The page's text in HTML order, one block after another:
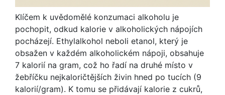
Klíčem k uvědomělé konzumaci alkoholu je
pochopit, odkud kalorie v alkoholických nápojích
pocházejí. Ethylalkohol neboli etanol, který je
obsažen v každém alkoholickém nápoji, obsahuje
7 kalorií na gram, což ho řadí na druhé místo v
žebříčku nejkaloričtějších živin hned po tucích (9
kalorií/gram). K tomu se přidávají kalorie z cukrů,